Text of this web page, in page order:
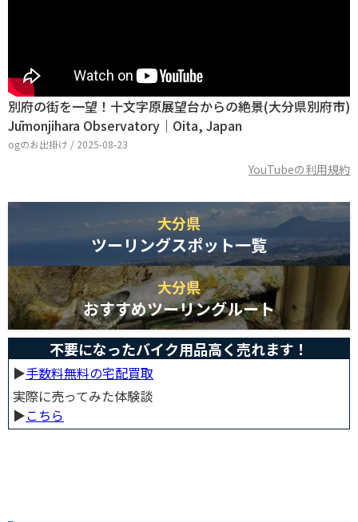
別府の街を一望！十文字原展望台からの絶景(大分県別府市)
Jūmonjihara Observatory｜Oita, Japan
ogのお出掛け / 2025-08-23
YouTubeの利用規約
大分県
ツーリングスポット一覧
大分県
おすすめツーリングルート
不要になったバイク用品高く売れます！
▶︎手数料無料の宅配買取
実際に売ってみた体験談
▶︎こちら